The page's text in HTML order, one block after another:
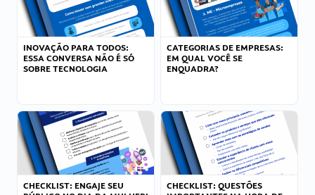
INOVAÇÃO PARA TODOS:
ESSA CONVERSA NÃO É SÓ
SOBRE TECNOLOGIA
CATEGORIAS DE EMPRESAS:
EM QUAL VOCÊ SE
ENQUADRA?
CHECKLIST: ENGAJE SEU
CHECKLIST: QUESTÕES